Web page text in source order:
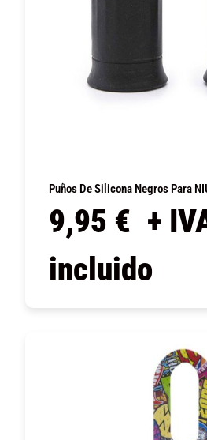
Puños De Silicona Negros Para
9,95 € +
incluido